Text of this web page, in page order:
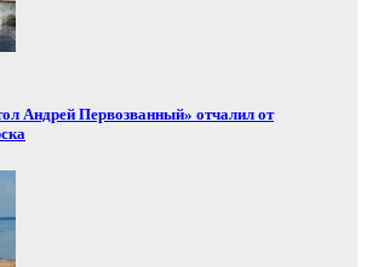
Андрей Первозванный» отчалил от